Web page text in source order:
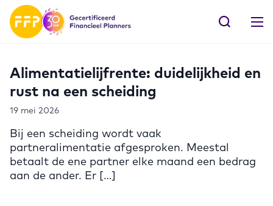
Alimentatielijfrente: duidelijkheid en
rust na een scheiding
19 mei 2026
Bij een scheiding wordt vaak
partneralimentatie afgesproken. Meestal
betaalt de ene partner elke maand een bedrag
aan de ander. Er […]